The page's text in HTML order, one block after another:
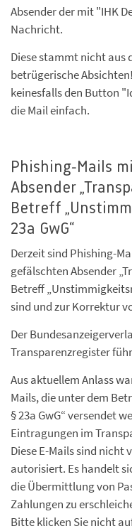
Absender der mit "IHK
Nachricht.
Diese stammt nicht aus
betrügerische
keinesfalls den Button
die Mail einfach.
Phishing-Mails
Absender
Betreff
23a GwG“
Derzeit sind Phishing-
gefälschten Absender
Betreff
sind und zur Korrektur
Der
Transparenzregister
Aus aktuellem Anlass
Mails, die unter dem
§ 23a GwG“ versendet
Eintragungen im
Diese E-Mails sind nicht
autorisiert. Es handelt
die Übermittlung von
Zahlungen zu
Bitte klicken Sie nicht